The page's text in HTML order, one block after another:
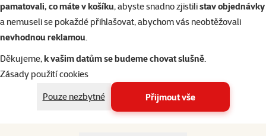
pamatovali, co máte v košíku, abyste snadno zjistilistav objednávky
a nemuseli se pokaždé přihlašovat, abychom vás neobtěžovali
nevhodnou reklamou.
Děkujeme,k vašim datům se budeme chovat slušně.
Zásady použití cookies
Pouze nezbytné
Přijmout vše
Běžná cena
349 Kč